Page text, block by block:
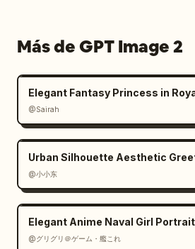
Más de GPT Image 2
Elegant Fantasy Princess in
@Sairah
Urban Silhouette Aesthetic
@小小东
Elegant Anime Naval Girl Portrait
@グリグリ＠ゲーム・艦これ